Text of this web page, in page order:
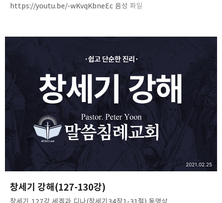
https://youtu.be/-wKvqKbneEc 음성 파일
창세기 강해(127-130강)
2021.02.25
창세기 127강 세겜과 디나(창세기34장1-31절) 동영상